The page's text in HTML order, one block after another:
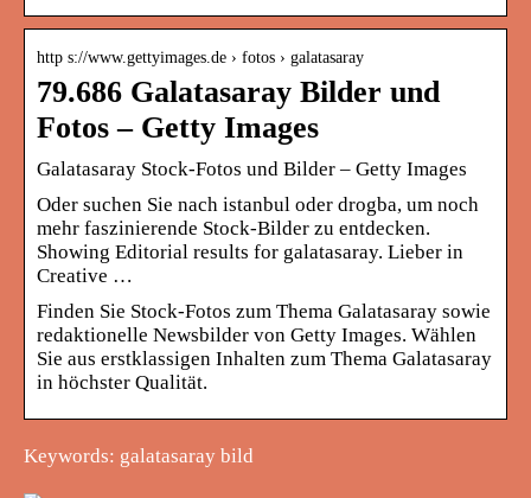
http s://www.gettyimages.de › fotos › galatasaray
79.686 Galatasaray Bilder und
Fotos – Getty Images
Galatasaray Stock-Fotos und Bilder – Getty Images
Oder suchen Sie nach istanbul oder drogba, um noch
mehr faszinierende Stock-Bilder zu entdecken.
Showing Editorial results for galatasaray. Lieber in
Creative …
Finden Sie Stock-Fotos zum Thema Galatasaray sowie
redaktionelle Newsbilder von Getty Images. Wählen
Sie aus erstklassigen Inhalten zum Thema Galatasaray
in höchster Qualität.
Keywords: galatasaray bild